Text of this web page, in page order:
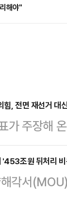
해야"
, 전면 재선거 대
가 주장해
생한 지역
청서를
조원 뒤처리
해각서